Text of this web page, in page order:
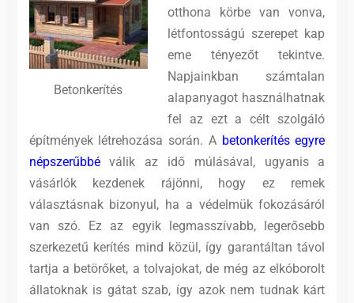
Betonkerítés
otthona körbe van vonva,
létfontosságú szerepet kap
eme tényezőt tekintve.
Napjainkban számtalan
alapanyagot használhatnak
fel az ezt a célt szolgáló
építmények létrehozása során. A betonkerítés egyre
népszerűbbéválik az idő múlásával, ugyanis a
vásárlók kezdenek rájönni, hogy ez remek
választásnak bizonyul, ha a védelmük fokozásáról
van szó. Ez az egyik legmasszívabb, legerősebb
szerkezetű kerítés mind közül, így garantáltan távol
tartja a betörőket, a tolvajokat, de még az elkóborolt
állatoknak is gátat szab, így azok nem tudnak kárt